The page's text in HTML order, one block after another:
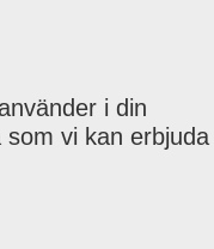
i din
som vi kan erbjuda